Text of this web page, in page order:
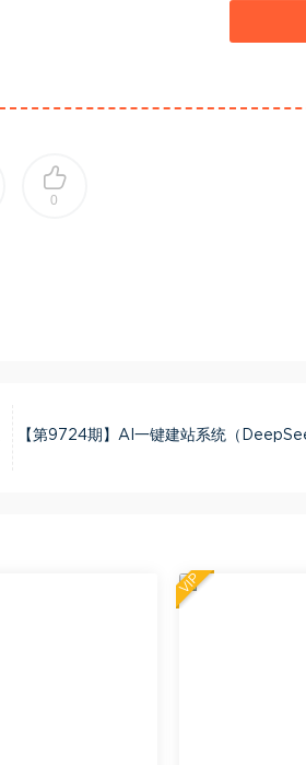
0
【第9724期】AI一键建站系统（
VIP